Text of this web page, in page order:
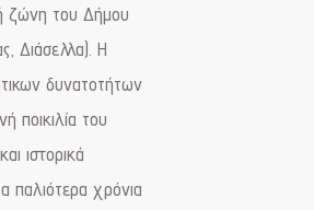
ζώνη του Δήμου
Διάσελλα). Η
δυνατοτήτων
ποικιλία του
ιστορικά
παλιότερα χρόνια